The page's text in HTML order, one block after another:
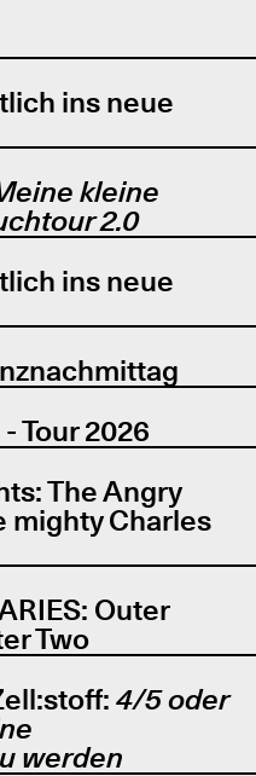
ins neue
kleine
2.0
ins neue
Tour 2026
The Angry
mighty Charles
Outer
Two
4/5 oder
werden